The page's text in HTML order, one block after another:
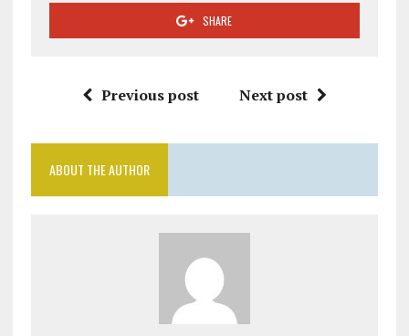
SHARE
Previous post Next post
ABOUT THE AUTHOR